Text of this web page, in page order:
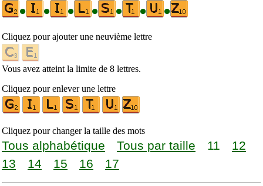
•
• • • • • •
Cliquez pour ajouter une neuvième lettre
Vous avez atteint la limite de 8 lettres.
Cliquez pour enlever une lettre
Cliquez pour changer la taille des mots
Tous alphabétique Tous par taille 11
12
13
14 15 16 17